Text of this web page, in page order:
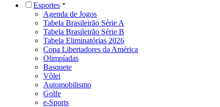
Esportes
Agenda de Jogos
Tabela Brasileirão Série A
Tabela Brasileirão Série B
Tabela Eliminatórias 2026
Copa Libertadores da América
Olimpíadas
Basquete
Vôlei
Automobilismo
Golfe
e-Sports